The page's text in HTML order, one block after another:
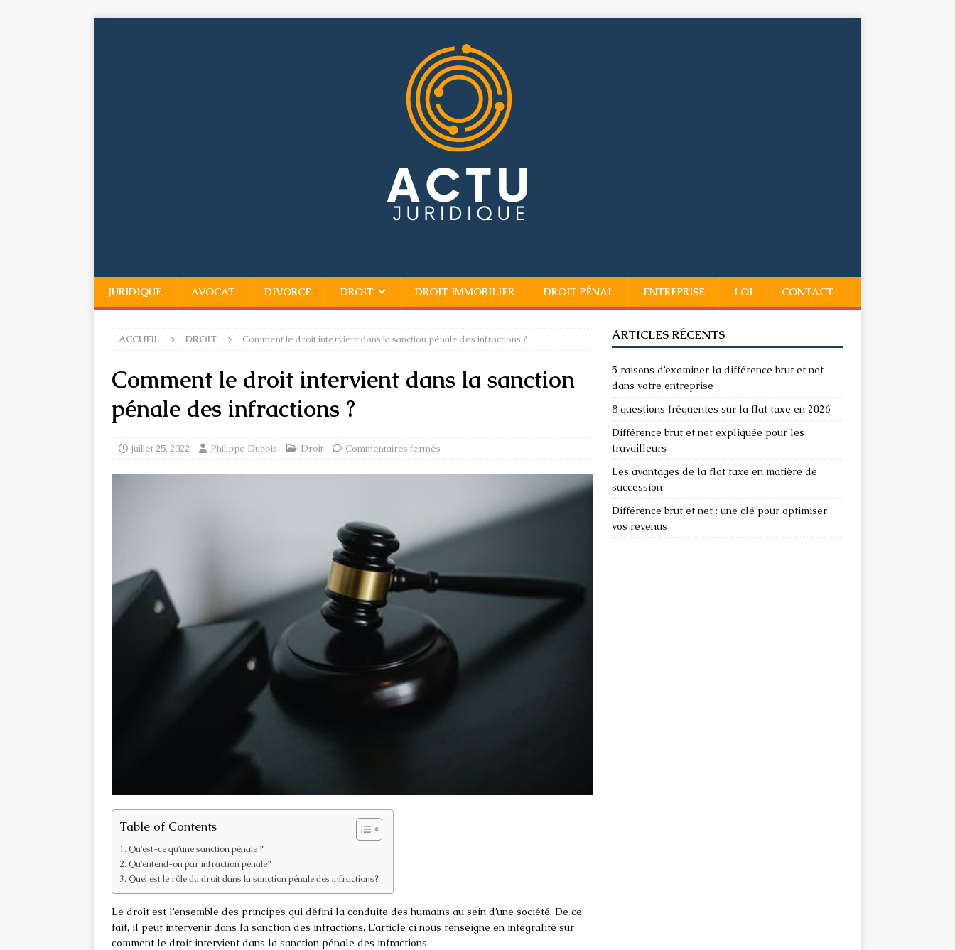
JURIDIQUE AVOCAT DIVORCE DROIT DROIT IMMOBILIER DROIT PÉNAL ENTREPRISE LOI CONTACT
ACCUEIL DROIT Comment le droit intervient dans la sanction pénale des infractions ?
Comment le droit intervient dans la sanction
pénale des infractions ?
juillet 25, 2022 Philippe Dubois Droit Commentaires fermés
Table of Contents
Qu’est-ce qu’une sanction pénale ?
Qu’entend-on par infraction pénale?
Quel est le rôle du droit dans la sanction pénale des infractions?
Le droit est l’ensemble des principes qui défini la conduite des humains au sein d’une société. De ce
fait, il peut intervenir dans la sanction des infractions. L’article ci nous renseigne en intégralité sur
comment le droit intervient dans la sanction pénale des infractions.
ARTICLES RÉCENTS
5 raisons d’examiner la différence brut et net
dans votre entreprise
8 questions fréquentes sur la flat taxe en 2026
Différence brut et net expliquée pour les
travailleurs
Les avantages de la flat taxe en matière de
succession
Différence brut et net : une clé pour optimiser
vos revenus